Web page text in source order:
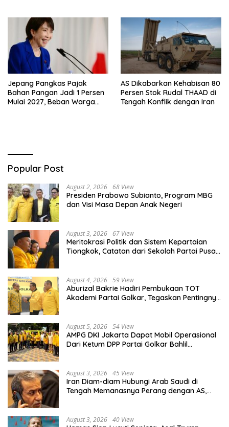
Jepang Pangkas Pajak
Bahan Pangan Jadi 1 Persen
Mulai 2027, Beban Warga
AS Dikabarkan Kehabisan 80
Persen Stok Rudal THAAD di
Tengah Konflik dengan Iran
Popular Post
August 2, 2026 68 View
Presiden Prabowo Subianto, Program MBG
dan Visi Masa Depan Anak Negeri
August 3, 2026 67 View
Meritokrasi Politik dan Sistem Kepartaian
Tiongkok, Catatan dari Sekolah Partai Pusat
August 4, 2026 59 View
Aburizal Bakrie Hadiri Pembukaan TOT
Akademi Partai Golkar, Tegaskan Pentingnya
August 5, 2026 54 View
AMPG DKI Jakarta Dapat Mobil Operasional
Dari Ketum DPP Partai Golkar Bahlil
August 3, 2026 45 View
Iran Diam-diam Hubungi Arab Saudi di
Tengah Memanasnya Perang dengan AS,
August 3, 2026 40 View